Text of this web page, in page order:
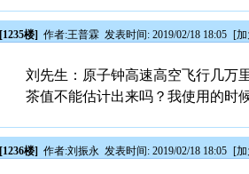
[1235楼] 作者:王普霖 发表时间: 2019/02/18 18:05 [加
刘先生：原子钟高速高空飞行几万
茶值不能估计出来吗？我使用的时
[1236楼] 作者:刘振永 发表时间: 2019/02/18 18:05 [加